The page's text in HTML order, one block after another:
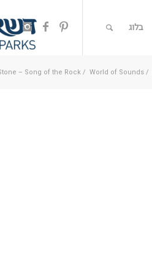
בלוג
/
World of Sounds
/
– Song of the Rock